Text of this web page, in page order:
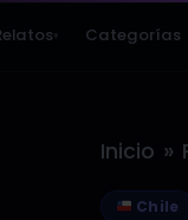
▾ Categorías
Inicio »
Chile